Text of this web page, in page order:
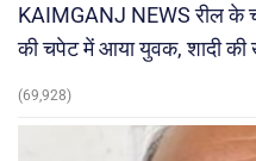
KAIMGANJ NEWS रील के
की चपेट में आया युवक, शादी की
(69,928)